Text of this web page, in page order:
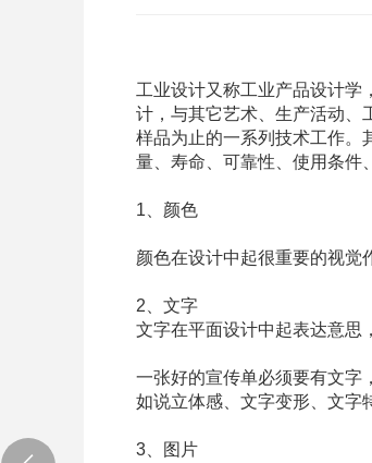
工业设计又称工业产品设计学
计，与其它艺术、生产活动、
样品为止的一系列技术工作。
量、寿命、可靠性、使用条件
1、颜色
颜色在设计中起很重要的视觉
2、文字
文字在平面设计中起表达意思
一张好的宣传单必须要有文字
如说立体感、文字变形、文字
3、图片